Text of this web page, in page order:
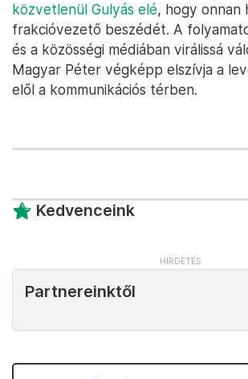
közvetlenül Gulyás elé, hogy onnan
frakcióvezető beszédét. A
és a közösségi médiában virálissá
Magyar Péter végképp elszívja a
elől a kommunikációs térben.
Kedvenceink
Partnereinktől